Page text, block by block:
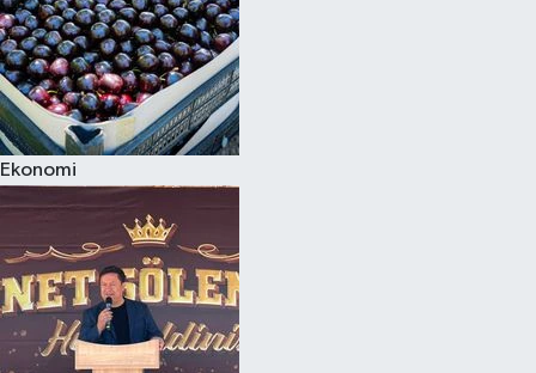
Ekonomi